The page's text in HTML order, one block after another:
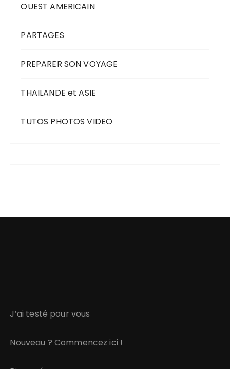
OUEST AMERICAIN
PARTAGES
PREPARER SON VOYAGE
THAILANDE et ASIE
TUTOS PHOTOS VIDEO
J’ai testé pour vous
Nouveau ? Commencez ici !